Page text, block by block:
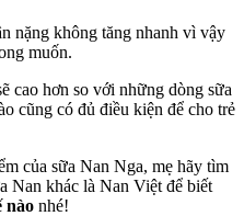
nặng không tăng nhanh vì vậy
muốn.
cao hơn so với những dòng sữa
cũng có đủ điều kiện để cho trẻ
của sữa Nan Nga, mẹ hãy tìm
Nan khác là Nan Việt để biết
nào nhé!